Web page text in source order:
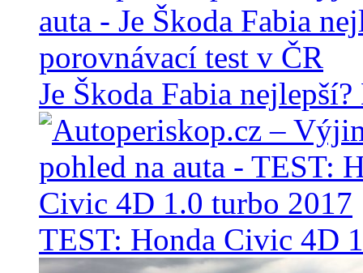
Je Škoda Fabia
TEST: Honda Civic 4D